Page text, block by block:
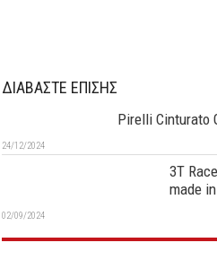
ΔΙΑΒΑΣΤΕ ΕΠΙΣΗΣ
Pirelli Cinturato
24/12/2024
3T
made
02/09/2024